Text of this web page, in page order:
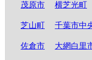
茂原市 横芝光町
芝山町 千葉市中
佐倉市 大網白里